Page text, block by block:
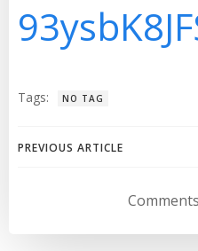
Tags: NO TAG
Navegación
PREVIOUS ARTICLE